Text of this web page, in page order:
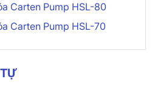
Carten Pump HSL-80
Carten Pump HSL-70